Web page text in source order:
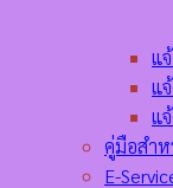
แ
แ
แ
คู่มือสำ
E-